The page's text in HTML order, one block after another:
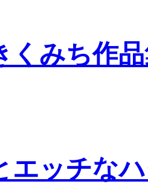
くみち作
エッチな